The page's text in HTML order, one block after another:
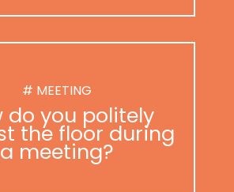
# MEETING
do you politely
the floor during
a meeting?